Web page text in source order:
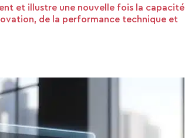
et illustre une nouvelle fois la capacité
de la performance technique et